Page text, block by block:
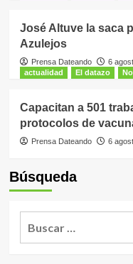
José Altuve la saca
Azulejos
Prensa Dateando
6
actualidad
El datazo
Capacitan a 501
protocolos de
Prensa Dateando 6
Búsqueda